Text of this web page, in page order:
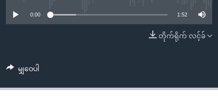
ရှာဖွေ
0:00 1:52
တိုက်ရိုက် လင့်ခ်
မျှဝေပါ